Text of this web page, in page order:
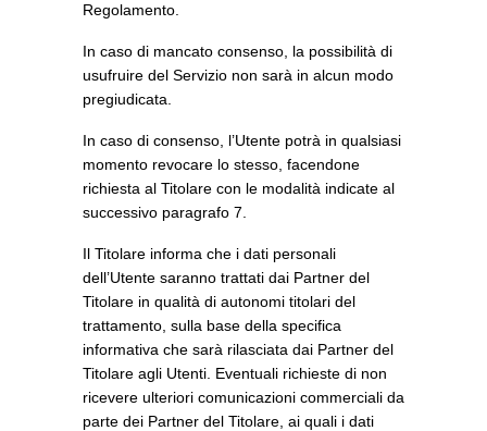
Regolamento.
In caso di mancato consenso, la possibilità di
usufruire del Servizio non sarà in alcun modo
pregiudicata.
In caso di consenso, l’Utente potrà in qualsiasi
momento revocare lo stesso, facendone
richiesta al Titolare con le modalità indicate al
successivo paragrafo 7.
Il Titolare informa che i dati personali
dell’Utente saranno trattati dai Partner del
Titolare in qualità di autonomi titolari del
trattamento, sulla base della specifica
informativa che sarà rilasciata dai Partner del
Titolare agli Utenti. Eventuali richieste di non
ricevere ulteriori comunicazioni commerciali da
parte dei Partner del Titolare, ai quali i dati